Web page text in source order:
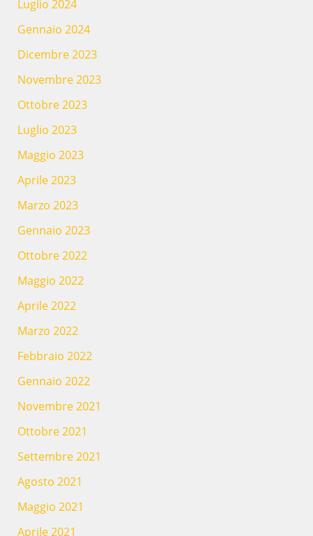
Luglio 2024
Gennaio 2024
Dicembre 2023
Novembre 2023
Ottobre 2023
Luglio 2023
Maggio 2023
Aprile 2023
Marzo 2023
Gennaio 2023
Ottobre 2022
Maggio 2022
Aprile 2022
Marzo 2022
Febbraio 2022
Gennaio 2022
Novembre 2021
Ottobre 2021
Settembre 2021
Agosto 2021
Maggio 2021
Aprile 2021